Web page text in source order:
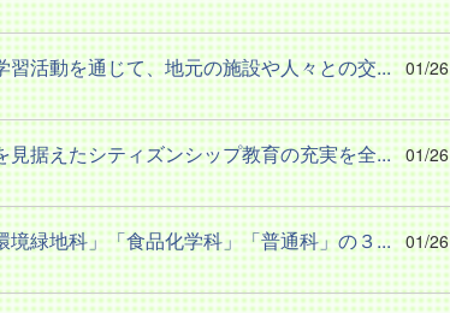
活動を通じて、地元の施設や人々との交... 01/26
据えたシティズンシップ教育の充実を全... 01/26
緑地科」「食品化学科」「普通科」の３... 01/26